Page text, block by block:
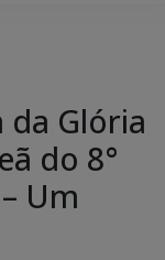
da Glória
do 8°
Um